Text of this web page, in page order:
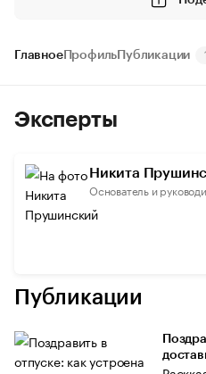
ГлавноеПрофиль Публикации
Эксперты
Никита
Основатель и
Публикации